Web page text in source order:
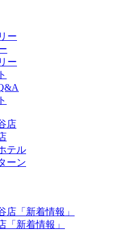
ー
ー
店
テル
ーン
店「新着情報」
「新着情報」